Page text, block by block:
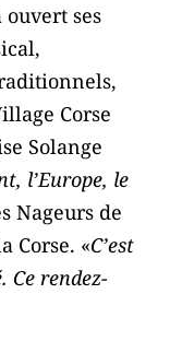
ses
Corse
Solange
l’Europe, le
Nageurs de
Corse. «C’est
Ce rendez-